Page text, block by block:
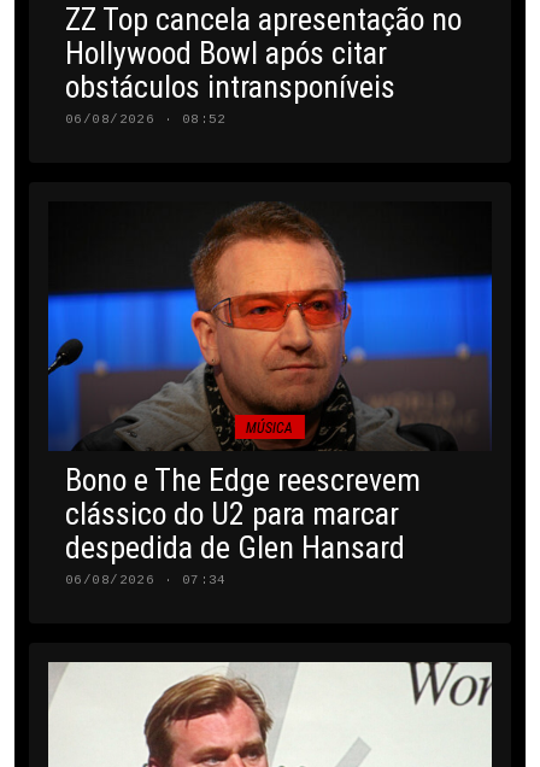
ZZ Top cancela apresentação no
Hollywood Bowl após citar
obstáculos intransponíveis
06/08/2026 · 08:52
MÚSICA
Bono e The Edge reescrevem
clássico do U2 para marcar
despedida de Glen Hansard
06/08/2026 · 07:34